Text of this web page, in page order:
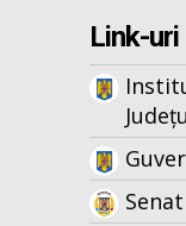
Link-uri
Senat